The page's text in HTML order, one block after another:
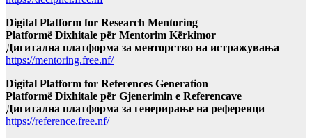
Digital Platform for Research Mentoring
Platformë Dixhitale për Mentorim Kërkimor
Дигитална платформа за менторство на истражувања
https://mentoring.free.nf/
Digital Platform for References Generation
Platformë Dixhitale për Gjenerimin e Referencave
Дигитална платформа за генерирање на референци
https://reference.free.nf/